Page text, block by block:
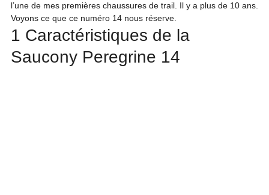
l’une de mes premières chaussures de trail. Il y a plus de 10 ans.
Voyons ce que ce numéro 14 nous réserve.
1 Caractéristiques de la
Saucony Peregrine 14